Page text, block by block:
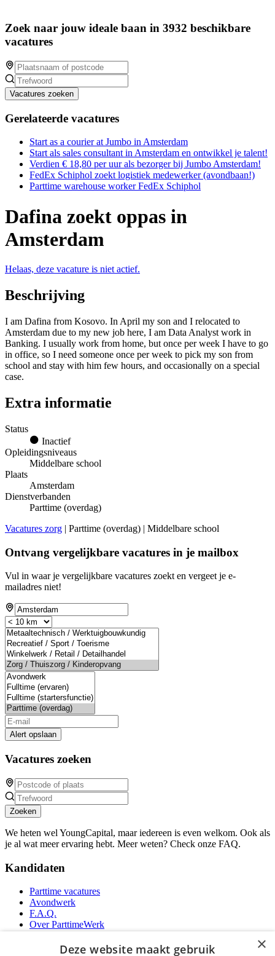
Zoek naar jouw ideale baan in 3932 beschikbare
vacatures
Vacatures zoeken
Gerelateerde vacatures
Start as a courier at Jumbo in Amsterdam
Start als sales consultant in Amsterdam en ontwikkel je talent!
Verdien € 18,80 per uur als bezorger bij Jumbo Amsterdam!
FedEx Schiphol zoekt logistiek medewerker (avondbaan!)
Parttime warehouse worker FedEx Schiphol
Dafina zoekt oppas in
Amsterdam
Helaas, deze vacature is niet actief.
Beschrijving
I am Dafina from Kosovo. In April my son and I relocated to
Amsterdam due to my new job here, I am Data Analyst work in
Banking. I usually work from home, but once per week I have to go
in office, so I need someone once per week to pick my son from
school and stay with him few hours, and occasionally on a special
case.
Extra informatie
Status
Inactief
Opleidingsniveaus
Middelbare school
Plaats
Amsterdam
Dienstverbanden
Parttime (overdag)
Vacatures zorg | Parttime (overdag) | Middelbare school
Ontvang vergelijkbare vacatures in je mailbox
Vul in waar je vergelijkbare vacatures zoekt en vergeet je e-
mailadres niet!
Alert opslaan
Vacatures zoeken
Zoeken
We heten wel YoungCapital, maar iedereen is even welkom. Ook als
je al wat meer ervaring hebt. Meer weten? Check onze FAQ.
Kandidaten
Parttime vacatures
Avondwerk
F.A.Q.
Over ParttimeWerk
YoungCapital Android App
×
Deze website maakt gebruik